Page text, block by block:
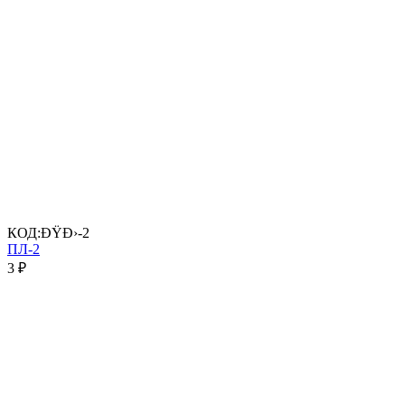
КОД:ÐŸÐ›-2
ПЛ-2
3 ₽